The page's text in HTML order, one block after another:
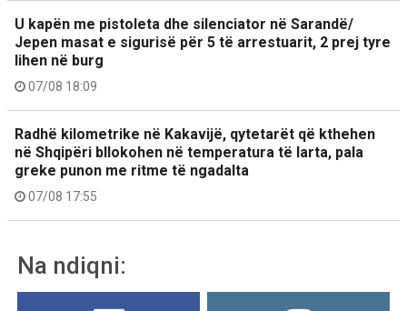
U kapën me pistoleta dhe silenciator në Sarandë/
Jepen masat e sigurisë për 5 të arrestuarit, 2 prej tyre
lihen në burg
07/08 18:09
Radhë kilometrike në Kakavijë, qytetarët që kthehen
në Shqipëri bllokohen në temperatura të larta, pala
greke punon me ritme të ngadalta
07/08 17:55
Na ndiqni: